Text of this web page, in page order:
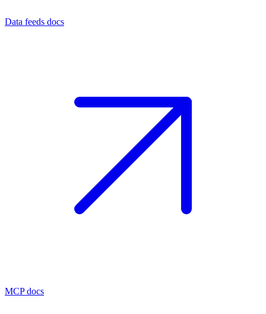
Data feeds docs
MCP docs